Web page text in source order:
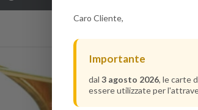
Caro Cliente,
Importante
dal 3 agosto 2026, le carte
essere utilizzate per